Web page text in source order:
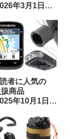
年3月1日
者に人気の
商品
年10月1日